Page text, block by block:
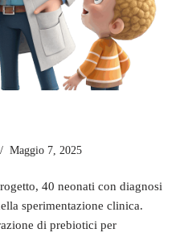
Maggio 7, 2025
40 neonati con diagnosi
sperimentazione clinica.
di prebiotici per